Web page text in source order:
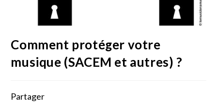
Comment protéger votre
musique (SACEM et autres) ?
Partager